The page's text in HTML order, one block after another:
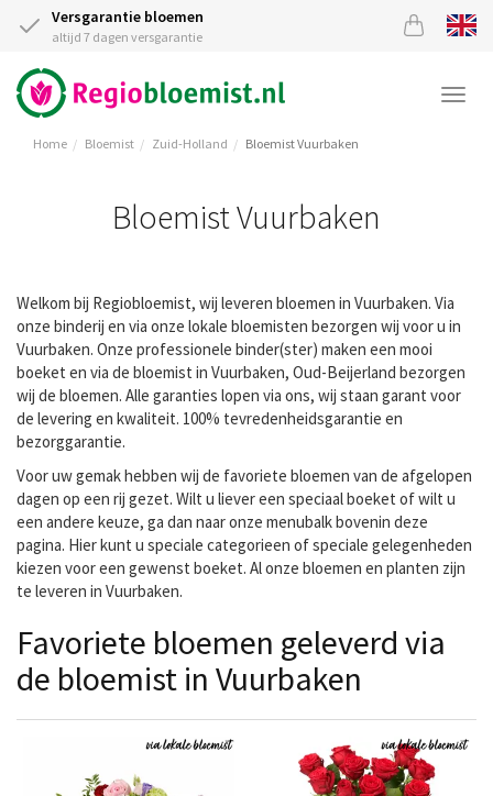
Versgarantie bloemen
altijd 7 dagen versgarantie
Home Bloemist Zuid-Holland Bloemist Vuurbaken
Bloemist Vuurbaken
Welkom bij Regiobloemist, wij leveren bloemen in Vuurbaken. Via
onze binderij en via onze lokale bloemisten bezorgen wij voor u in
Vuurbaken. Onze professionele binder(ster) maken een mooi
boeket en via de bloemist in Vuurbaken, Oud-Beijerland bezorgen
wij de bloemen. Alle garanties lopen via ons, wij staan garant voor
de levering en kwaliteit. 100% tevredenheidsgarantie en
bezorggarantie.
Voor uw gemak hebben wij de favoriete bloemen van de afgelopen
dagen op een rij gezet. Wilt u liever een speciaal boeket of wilt u
een andere keuze, ga dan naar onze menubalk bovenin deze
pagina. Hier kunt u speciale categorieen of speciale gelegenheden
kiezen voor een gewenst boeket. Al onze bloemen en planten zijn
te leveren in Vuurbaken.
Favoriete bloemen geleverd via
de bloemist in Vuurbaken